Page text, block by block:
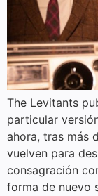
The Levitants
particular
ahora, tras más
vuelven para
consagración
forma de nuevo